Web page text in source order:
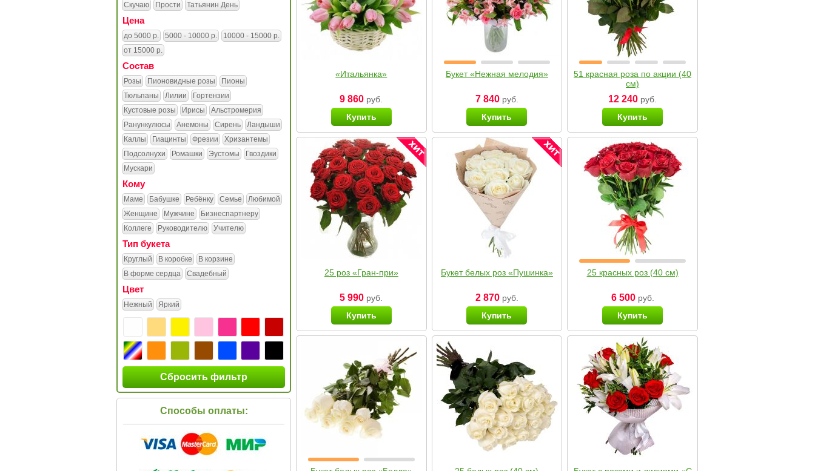
Скучаю
Прости Татьянин День
Цена
до 5000 р. 5000 - 10000 р.
10000 - 15000 р.
от 15000 р.
Состав
Розы Пионовидные розы
Пионы
Тюльпаны
Лилии
Гортензии
Кустовые розы
Ирисы
Альстромерия
Ранункулюсы
Анемоны Сирень
Ландыши
Каллы
Гиацинты Фрезии
Хризантемы
Подсолнухи
Ромашки Эустомы
Гвоздики
Мускари
Кому
Маме Бабушке Ребёнку Семье
Любимой
Женщине
Мужчине
Бизнеспартнеру
Коллеге
Руководителю Учителю
Тип букета
Круглый В коробке
В корзине
В форме сердца
Свадебный
Цвет
Нежный Яркий
Сбросить фильтр
Способы оплаты:
«Итальянка»
9 860 руб.
Купить
Букет «Нежная мелодия»
7 840руб.
Купить
51 красная роза по акции (40
см)
12 240 руб.
Купить
25 роз «Гран-при»
5 990 руб.
Купить
Букет белых роз «Пушинка»
2 870руб.
Купить
25 красных роз (40 см)
6 500руб.
Купить